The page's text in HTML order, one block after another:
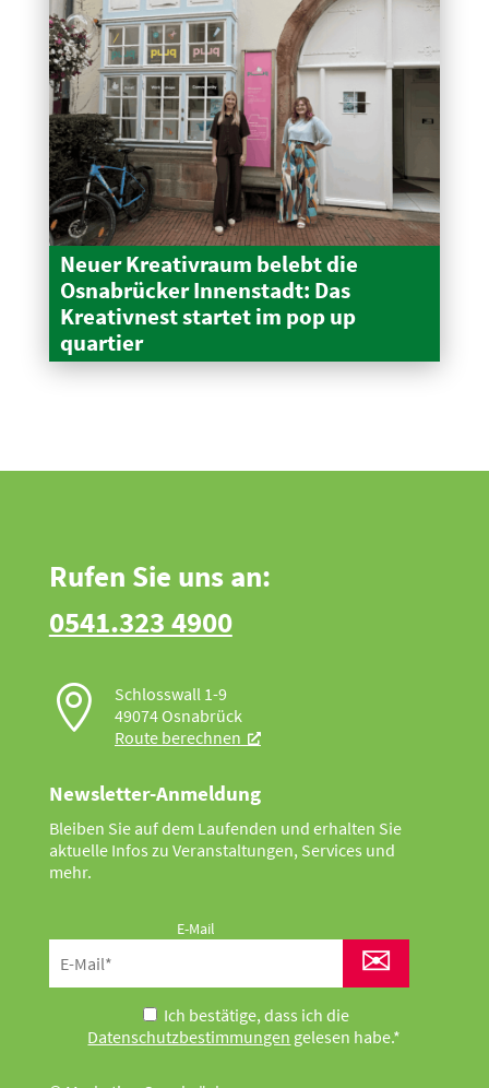
Neuer Kreativraum belebt die
Osnabrücker Innen­stadt: Das
Kreativnest startet im pop up
quartier
Rufen Sie uns an:
0541.323 4900

Schlosswall 1-9
49074 Osnabrück
Route berechnen
Newsletter-Anmeldung
Bleiben Sie auf dem Laufenden und erhalten Sie
aktuelle Infos zu Veranstaltungen, Services und
mehr.
E-Mail
✉
Ich bestätige, dass ich die
Datenschutzbestimmungen gelesen habe.*